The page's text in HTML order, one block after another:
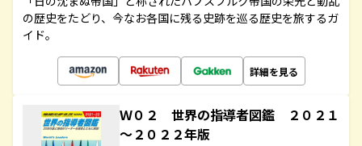
の歴史をたどり、今なお各国に残る史跡を巡る歴史を旅するガ
イド。
詳細を見る
Ｗ０２ 世界の指導者図鑑 ２０２１
～２０２２年版